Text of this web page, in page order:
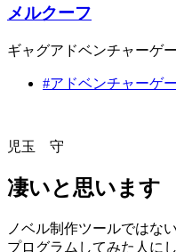
メルクーフ
ギャグアドベンチャーゲ
#アドベンチャーゲ
児玉 守
凄いと思います
ノベル制作ツールではな
プログラムしてみた人に